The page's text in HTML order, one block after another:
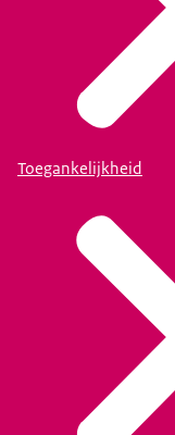
Toegankelijkheid